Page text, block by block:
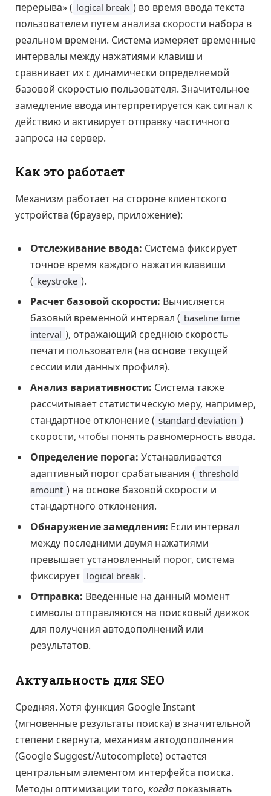
перерыва» ( logical break ) во время ввода текста
пользователем путем анализа скорости набора в
реальном времени. Система измеряет временные
интервалы между нажатиями клавиш и
сравнивает их с динамически определяемой
базовой скоростью пользователя. Значительное
замедление ввода интерпретируется как сигнал к
действию и активирует отправку частичного
запроса на сервер.
Как это работает
Механизм работает на стороне клиентского
устройства (браузер, приложение):
Отслеживание ввода: Система фиксирует
точное время каждого нажатия клавиши
( keystroke ).
Расчет базовой скорости: Вычисляется
базовый временной интервал ( baseline time
interval ), отражающий среднюю скорость
печати пользователя (на основе текущей
сессии или данных профиля).
Анализ вариативности: Система также
рассчитывает статистическую меру, например,
стандартное отклонение ( standard deviation )
скорости, чтобы понять равномерность ввода.
Определение порога: Устанавливается
адаптивный порог срабатывания ( threshold
amount ) на основе базовой скорости и
стандартного отклонения.
Обнаружение замедления: Если интервал
между последними двумя нажатиями
превышает установленный порог, система
фиксирует logical break .
Отправка: Введенные на данный момент
символы отправляются на поисковый движок
для получения автодополнений или
результатов.
Актуальность для SEO
Средняя. Хотя функция Google Instant
(мгновенные результаты поиска) в значительной
степени свернута, механизм автодополнения
(Google Suggest/Autocomplete) остается
центральным элементом интерфейса поиска.
Методы оптимизации того, когда показывать